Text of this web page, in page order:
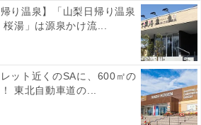
わいながら、豊かな水と緑に囲ま
過ごすことができます。
り温泉】「山梨日帰り温泉
湯」は源泉かけ流...
レット近くのSAに、600㎡の
東北自動車道の...